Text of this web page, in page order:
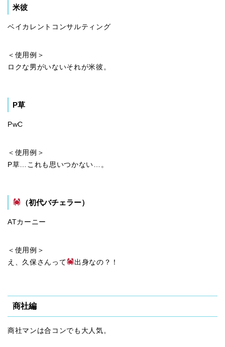
米彼
ベイカレントコンサルティング
＜使用例＞
ロクな男がいないそれが米彼。
P草
PwC
＜使用例＞
P草…これも思いつかない…。
（初代バチェラー）
ATカーニー
＜使用例＞
え、久保さんって
出身なの？！
商社編
商社マンは合コンでも大人気。